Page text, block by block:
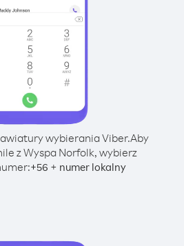
wybierania Viber.Aby
z Wyspa Norfolk, wybierz
+56 + numer lokalny